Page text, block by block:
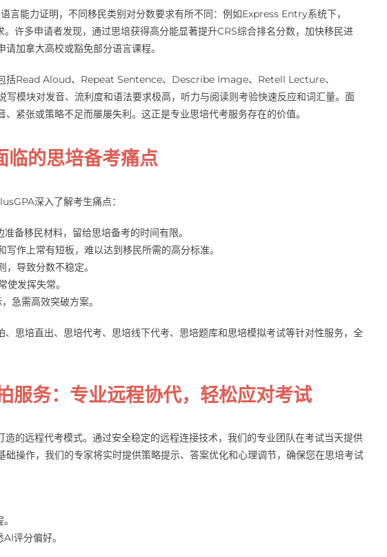
言能力证明，不同移民类别对分数要求有所不同：例如Express Entry系统下，
许多申请者发现，通过思培获得高分能显著提升CRS综合排名分数，加快移民进
加拿大高校或豁免部分语言课程。
括Read Aloud、Repeat Sentence、Describe Image、Retell Lecture、
块对发音、流利度和语法要求极高，听力与阅读则考验快速反应和词汇量。面
紧张或策略不足而屡屡失利。这正是专业思培代考服务存在的价值。
临的思培备考痛点
深入了解考生痛点：
备移民材料，留给思培备考的时间有限。
作上常有短板，难以达到移民所需的高分标准。
导致分数不稳定。
发挥失常。
急需高效突破方案。
思培直出、思培代考、思培线下代考、思培题库和思培模拟考试等针对性服务，全
务：专业远程协代，轻松应对考试
的远程代考模式。通过安全稳定的远程连接技术，我们的专业团队在考试当天提供
操作，我们的专家将实时提供策略提示、答案优化和心理调节，确保您在思培考试
评分偏好。